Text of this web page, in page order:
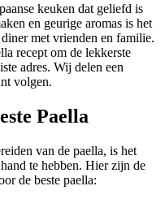
keuken dat geliefd is
en geurige aromas is het
met vrienden en familie.
recept om de lekkerste
adres. Wij delen een
volgen.
Paella
van de paella, is het
te hebben. Hier zijn de
de beste paella: